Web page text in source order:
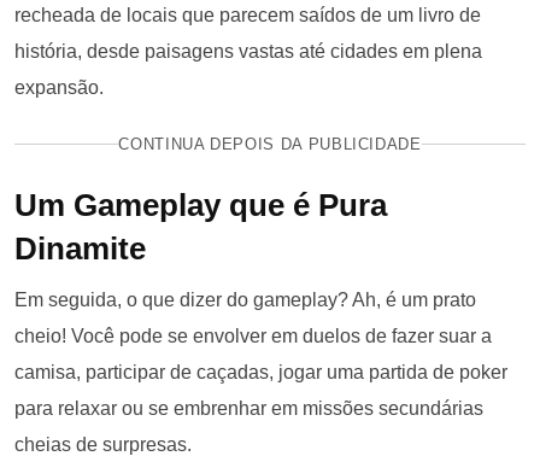
recheada de locais que parecem saídos de um livro de
história, desde paisagens vastas até cidades em plena
expansão.
CONTINUA DEPOIS DA PUBLICIDADE
Um Gameplay que é Pura
Dinamite
Em seguida, o que dizer do gameplay? Ah, é um prato
cheio! Você pode se envolver em duelos de fazer suar a
camisa, participar de caçadas, jogar uma partida de poker
para relaxar ou se embrenhar em missões secundárias
cheias de surpresas.